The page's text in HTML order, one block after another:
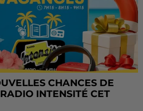
CHANCES DE
INTENSITÉ CET